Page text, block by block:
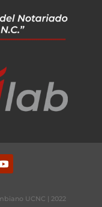
UCNC | 2022